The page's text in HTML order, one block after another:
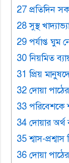
27 প্রতিদিন
28 সুস্থ
29 পর্যাপ্ত ঘুম
30 নিয়মিত
31 প্রিয়
32 দোয়া
33 পরিবেশকে
34 দোয়ার
35 শ্বাস-
36 দোয়া